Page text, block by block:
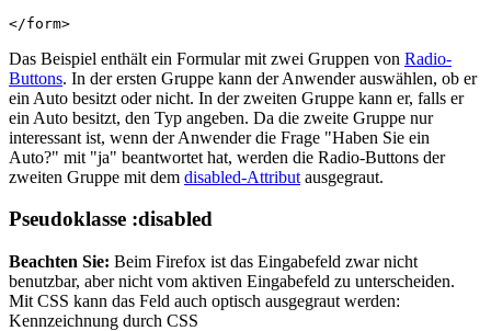
</form>
Das Beispiel enthält ein Formular mit zwei Gruppen von Radio-
Buttons. In der ersten Gruppe kann der Anwender auswählen, ob er
ein Auto besitzt oder nicht. In der zweiten Gruppe kann er, falls er
ein Auto besitzt, den Typ angeben. Da die zweite Gruppe nur
interessant ist, wenn der Anwender die Frage "Haben Sie ein
Auto?" mit "ja" beantwortet hat, werden die Radio-Buttons der
zweiten Gruppe mit dem disabled-Attribut ausgegraut.
Pseudoklasse :disabled
Beachten Sie: Beim Firefox ist das Eingabefeld zwar nicht
benutzbar, aber nicht vom aktiven Eingabefeld zu unterscheiden.
Mit CSS kann das Feld auch optisch ausgegraut werden:
Kennzeichnung durch CSS